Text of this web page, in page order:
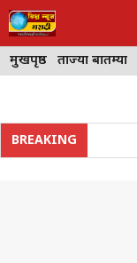
Skip
to
content
मुखपृष्ठ ताज्या बातम्या
BREAKING